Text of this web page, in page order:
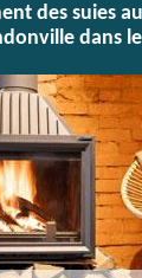
des suies
dans